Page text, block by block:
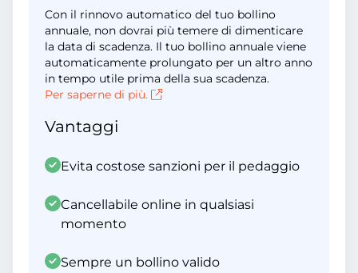
Con il rinnovo automatico del tuo bollino
annuale, non dovrai più temere di dimenticare
la data di scadenza. Il tuo bollino annuale viene
automaticamente prolungato per un altro anno
in tempo utile prima della sua scadenza.
Per saperne di più.
Vantaggi
Evita costose sanzioni per il pedaggio
Cancellabile online in qualsiasi
momento
Sempre un bollino valido